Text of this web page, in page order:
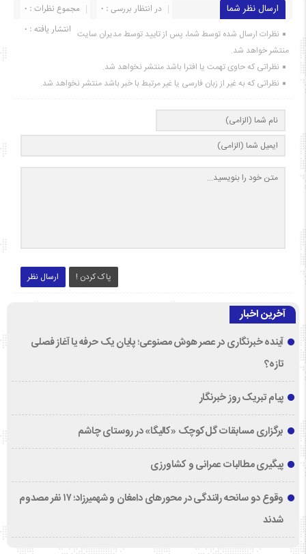
ارسال نظر شما مجموع نظرات : 0
در انتظار بررسی : 0
انتشار یافته : ۰ نظرات ارسال شده توسط شما، پس از تایید توسط مدیران سایت
منتشر خواهد شد.
نظراتی که حاوی تهمت یا افترا باشد منتشر نخواهد شد.
نظراتی که به غیر از زبان فارسی یا غیر مرتبط با خبر باشد منتشر نخواهد شد.
ارسال نظر پاک کردن !
آخرین اخبار
آینده خبرنگاری در عصر هوش مصنوعی؛ پایان یک حرفه یا آغاز فصلی
تازه؟
پیام تبریک روز خبرنگار
برگزاری مسابقات گل‌کوچک «کالیگا» در روستای چاشم
پیگیری مطالبات عمرانی و کشاورزی
وقوع دو سانحه رانندگی در محورهای دامغان و شهمیرزاد؛ ۱۷ نفر مصدوم
شدند